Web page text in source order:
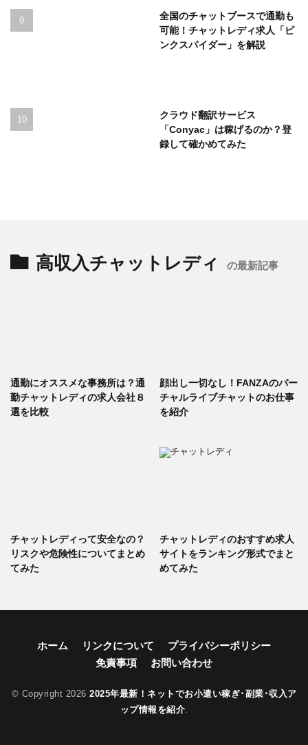
全国のチャットブースで通勤も
可能！チャットレディ求人「ピ
ンクスパイダー」を解説
クラウド翻訳サービス
「Conyac」は稼げるのか？登
録して確かめてみた
高収入チャットレディ の最新記事
通勤にオススメな事務所は？通
勤チャットレディの求人会社８
選を比較
顔出し一切なし！FANZAのバー
チャルライブチャットのお仕事
を紹介
チャットレディって安全なの？
リスクや危険性についてまとめ
てみた
チャットレディのおすすめ求人
サイトをランキング形式でまと
めてみた
ホーム リンクについて
プライバシーポリシー
免責事項
お問い合わせ
© Copyright 2026 2025年最新！ネットでお小遣い稼ぎ･副業･収入ア
ップ情報を紹介